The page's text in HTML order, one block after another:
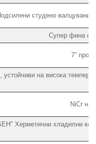
студено валцувани
Супер фина
7”
на висока
NiCr
Херметични хладилни